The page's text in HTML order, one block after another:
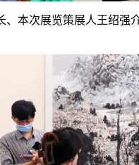
、本次展览策展人王绍强